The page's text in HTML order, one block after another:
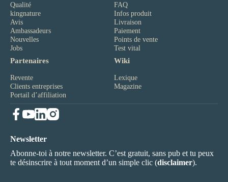
Qualité
kingnature
Avis
Ambassadeurs
Nouvelles
Jobs
FAQ
Infos produit
Livraison
Paiement
Points de vente
Test vital
Partenaires
Revente
Clients entreprises
Portail d’affiliation
Wiki
Lexique
Magazine
Newsletter
Abonne-toi à notre newsletter. C’est gratuit, sans pub et tu peux
te désinscrire à tout moment d’un simple clic (disclaimer).